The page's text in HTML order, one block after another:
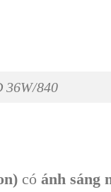
36W/840
có ánh sáng